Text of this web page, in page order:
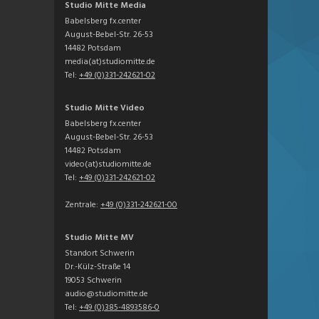
Studio Mitte Media
Babelsberg fx.center
August-Bebel-Str. 26-53
14482 Potsdam
media(at)studiomitte.de
Tel: +49 (0)331-242621-02
Studio Mitte Video
Babelsberg fx.center
August-Bebel-Str. 26-53
14482 Potsdam
video(at)studiomitte.de
Tel: +49 (0)331-242621-02
Zentrale: +49 (0)331-242621-00
Studio Mitte MV
Standort Schwerin
Dr.-Külz-Straße 14
19053 Schwerin
audio@studiomitte.de
Tel: +49 (0)385-4893586-0